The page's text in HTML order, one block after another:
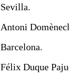
Sevilla.
Antoni
Barcelona.
Félix Duque